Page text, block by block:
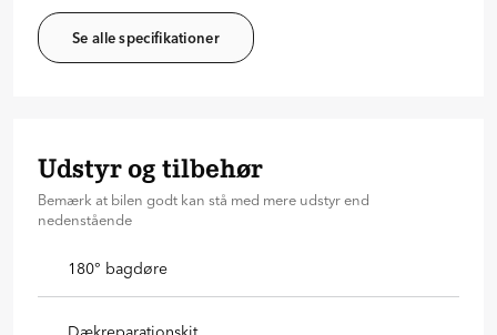
Se alle specifikationer
Udstyr og tilbehør
Bemærk at bilen godt kan stå med mere udstyr end
nedenstående
180° bagdøre